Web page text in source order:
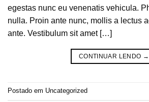
egestas nunc eu venenatis vehicula.
nulla. Proin ante nunc, mollis a lectus
ante. Vestibulum sit amet […]
CONTINUAR LENDO →
Postado em Uncategorized